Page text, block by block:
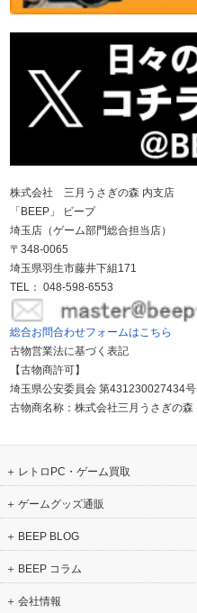
株式会社 三月うさぎの森 内支店
「BEEP」 ビープ
埼玉店（ゲーム部門総合担当店）
〒348-0065
埼玉県羽生市藤井下組171
TEL： 048-598-6553
総合お問合わせフォームはこちら
古物営業法に基づく表記
【古物商許可】
埼玉県公安委員会 第431230027434号
古物商名称：株式会社三月うさぎの森
レトロPC・ゲーム買取
ゲームグッズ通販
BEEP BLOG
BEEP コラム
会社情報